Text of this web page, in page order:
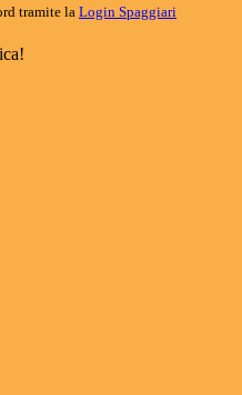
tramite la Login Spaggiari